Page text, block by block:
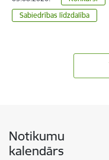
Sabiedrības līdzdalība
Notikumu
kalendārs